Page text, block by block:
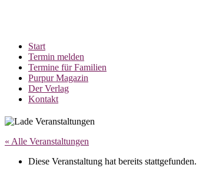
Start
Termin melden
Termine für Familien
Purpur Magazin
Der Verlag
Kontakt
« Alle Veranstaltungen
Diese Veranstaltung hat bereits stattgefunden.